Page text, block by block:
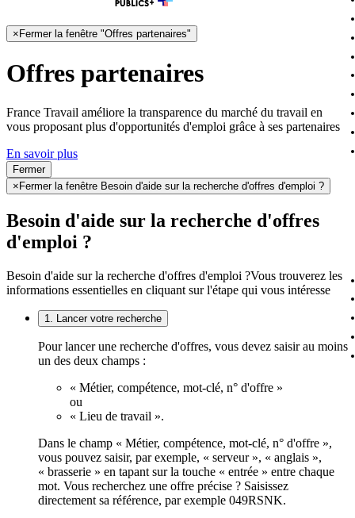
× Fermer la fenêtre "Offres partenaires"
Offres partenaires
France Travail améliore la transparence du marché du travail en
vous proposant plus d'opportunités d'emploi grâce à ses partenaires
En savoir plus
Fermer
× Fermer la fenêtre Besoin d'aide sur la recherche d'offres d'emploi ?
Besoin d'aide sur la recherche d'offres
d'emploi ?
Besoin d'aide sur la recherche d'offres d'emploi ?Vous trouverez les
informations essentielles en cliquant sur l'étape qui vous intéresse
1. Lancer votre recherche
Pour lancer une recherche d'offres, vous devez saisir au moins
un des deux champs :
« Métier, compétence, mot-clé, n° d'offre »
ou
« Lieu de travail ».
Dans le champ « Métier, compétence, mot-clé, n° d'offre »,
vous pouvez saisir, par exemple, « serveur », « anglais »,
« brasserie » en tapant sur la touche « entrée » entre chaque
mot. Vous recherchez une offre précise ? Saisissez
directement sa référence, par exemple 049RSNK.